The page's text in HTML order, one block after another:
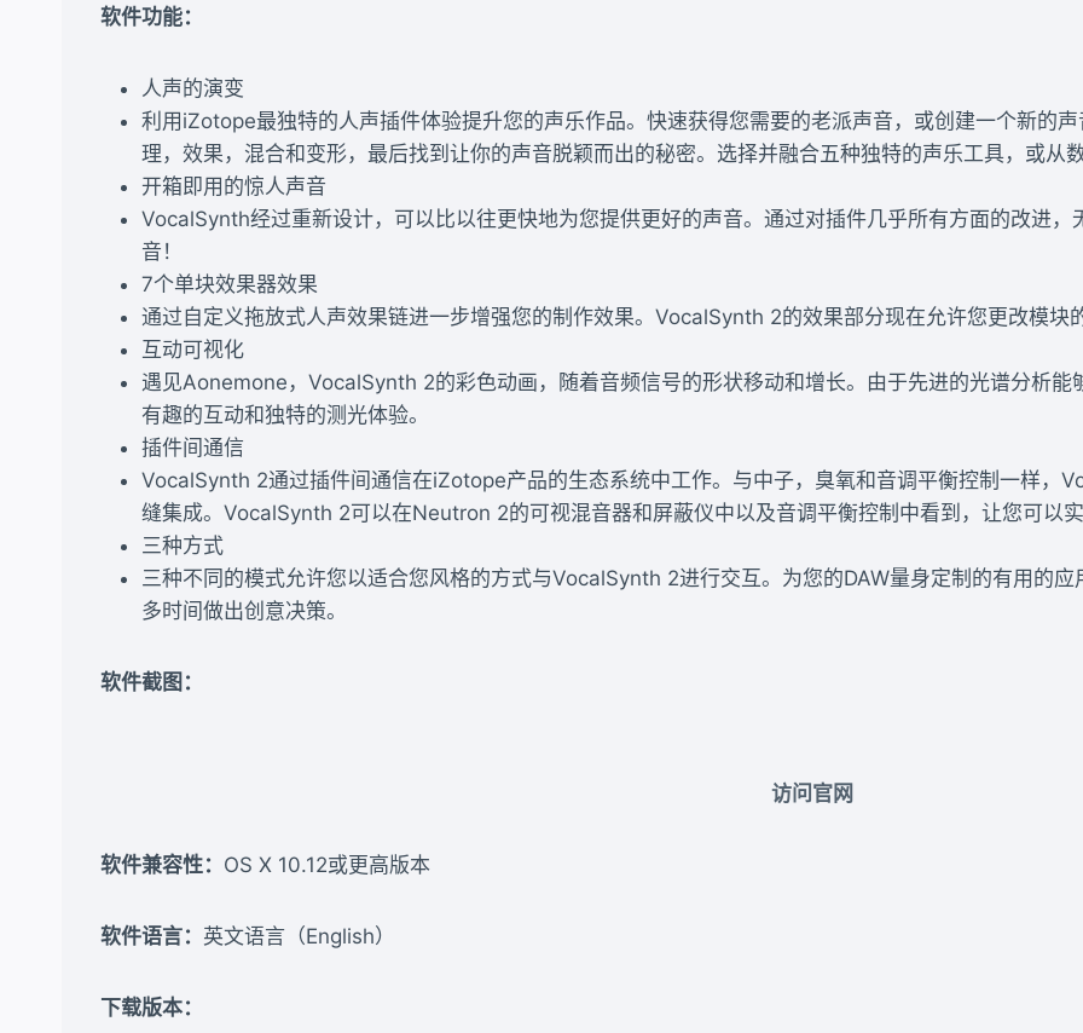
软件功能：
人声的演变
利用iZotope最独特的人声插件体验提升您的声乐作品。快速获得您需要的老派声音，或创建一个新的
理，效果，混合和变形，最后找到让你的声音脱颖而出的秘密。选择并融合五种独特的声乐工具，或从
开箱即用的惊人声音
VocalSynth经过重新设计，可以比以往更快地为您提供更好的声音。通过对插件几乎所有方面的改进
音！
7个单块效果器效果
通过自定义拖放式人声效果链进一步增强您的制作效果。VocalSynth 2的效果部分现在允许您更改模块
互动可视化
遇见Aonemone，VocalSynth 2的彩色动画，随着音频信号的形状移动和增长。由于先进的光谱分析
有趣的互动和独特的测光体验。
插件间通信
VocalSynth 2通过插件间通信在iZotope产品的生态系统中工作。与中子，臭氧和音调平衡控制一样，
缝集成。VocalSynth 2可以在Neutron 2的可视混音器和屏蔽仪中以及音调平衡控制中看到，让您可以实
三种方式
三种不同的模式允许您以适合您风格的方式与VocalSynth 2进行交互。为您的DAW量身定制的有用的
多时间做出创意决策。
软件截图：
访问官网
软件兼容性： OS X 10.12或更高版本
软件语言： 英文语言（English）
下载版本：​